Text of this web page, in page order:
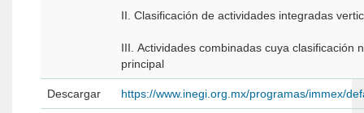
II. Clasificación de actividades integradas
III. Actividades combinadas cuya clasificación
principal
Descargar https://www.inegi.org.mx/programas/immex/